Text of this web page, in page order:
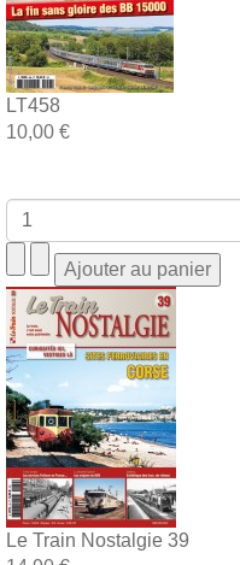
LT458
10,00 €
Le Train Nostalgie 39